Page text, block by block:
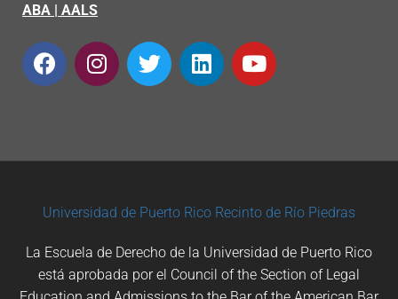
ABA | AALS
Universidad de Puerto Rico Recinto de Río Piedras
La Escuela de Derecho de la Universidad de Puerto Rico
está aprobada por el Council of the Section of Legal